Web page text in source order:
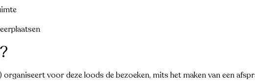
organiseert voor deze loods de bezoeken, mits het maken van een